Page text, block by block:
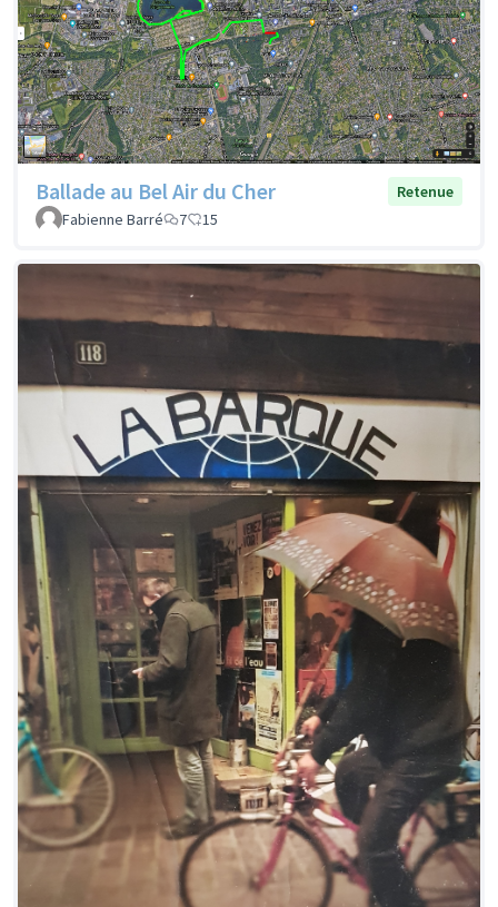
Ballade au Bel Air du Cher
Retenue
Fabienne Barré
7 15